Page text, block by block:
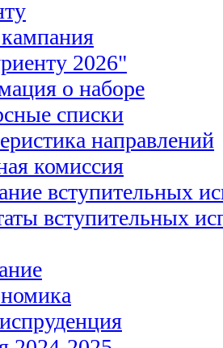
2026"
о наборе
списки
направлений
комиссия
вступительных
вступительных